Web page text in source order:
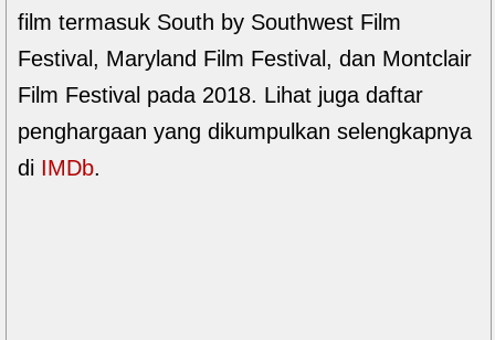
film termasuk South by Southwest Film
Festival, Maryland Film Festival, dan Montclair
Film Festival pada 2018. Lihat juga daftar
penghargaan yang dikumpulkan selengkapnya
di IMDb.